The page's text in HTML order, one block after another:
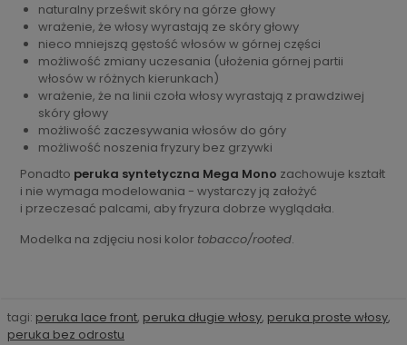
naturalny prześwit skóry na górze głowy
wrażenie, że włosy wyrastają ze skóry głowy
nieco mniejszą gęstość włosów w górnej części
możliwość zmiany uczesania (ułożenia górnej partii
włosów w różnych kierunkach)
wrażenie, że na linii czoła włosy wyrastają z prawdziwej
skóry głowy
możliwość zaczesywania włosów do góry
możliwość noszenia fryzury bez grzywki
Ponadto peruka syntetyczna Mega Mono zachowuje kształt
i nie wymaga modelowania - wystarczy ją założyć
i przeczesać palcami, aby fryzura dobrze wyglądała.
Modelka na zdjęciu nosi kolor tobacco/rooted.
tagi: peruka lace front, peruka długie włosy, peruka proste włosy,
peruka bez odrostu